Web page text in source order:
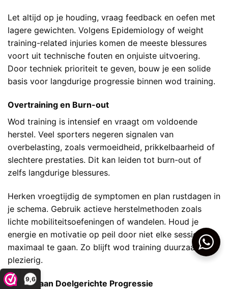
9,6
Let altijd op je houding, vraag feedback en oefen met
lagere gewichten. Volgens Epidemiology of weight
training-related injuries komen de meeste blessures
voort uit technische fouten en onjuiste uitvoering.
Door techniek prioriteit te geven, bouw je een solide
basis voor langdurige progressie binnen wod training.
Overtraining en Burn-out
Wod training is intensief en vraagt om voldoende
herstel. Veel sporters negeren signalen van
overbelasting, zoals vermoeidheid, prikkelbaarheid of
slechtere prestaties. Dit kan leiden tot burn-out of
zelfs langdurige blessures.
Herken vroegtijdig de symptomen en plan rustdagen in
je schema. Gebruik actieve herstelmethoden zoals
lichte mobiliteitsoefeningen of wandelen. Houd je
energie en motivatie op peil door niet elke sessie
maximaal te gaan. Zo blijft wod training duurzaam en
plezierig.
Gebrek aan Doelgerichte Progressie